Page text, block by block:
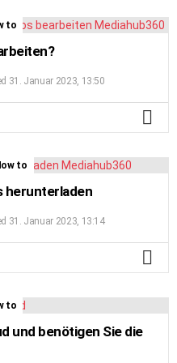
to
31. Januar 2023, 13:50
to
herunterladen
31. Januar 2023, 13:14
to
und benötigen Sie die